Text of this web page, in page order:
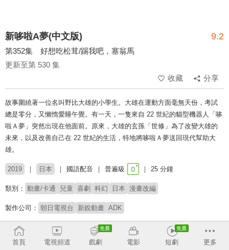
新哆啦A夢(中文版) 9.2
第352集 好想吃松茸/踢我吧，塞翁馬
更新至第 530 集
收藏
分享
故事圍繞著一位名叫野比大雄的小學生。大雄在運動方面毫無天份，考試
總是零分，又懶惰愛睡午覺。有一天，一隻來自 22 世紀的貓型機器人「哆
啦Ａ夢」突然出現在他面前。原來，大雄的玄孫「世修」為了改變大雄的
未來，以及改善自己在 22 世紀的生活，特地將哆啦Ａ夢送回現代幫助大
雄。
2019 日本 國語配音 普遍級 25 分鐘
類別： 動畫/卡通 兒童 喜劇 科幻 日本 漫畫改編
製作公司： 朝日電視台 新銳動畫 ADK
配音： 林筱玲 穆宣名 李世揚 梁興昌
原著： 藤子・F・不二雄
首頁 電視頻道 戲劇 電影 短劇 更多